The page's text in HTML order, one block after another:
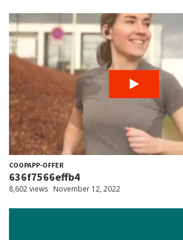
COOPAPP-OFFER
636f7566effb4
8,602 views November 12, 2022